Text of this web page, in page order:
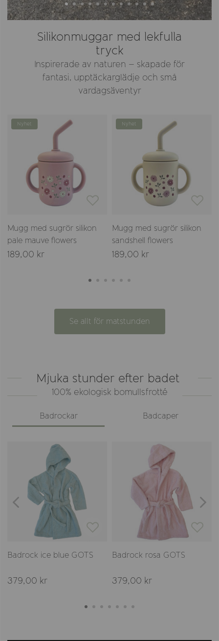
Silikonmuggar med lekfulla
tryck
Inspirerade av naturen – skapade för
fantasi, upptäckarglädje och små
vardagsäventyr
Nyhet
Mugg med sugrör silikon
pale mauve flowers
189,00 kr
Nyhet
Mugg med sugrör silikon
sandshell flowers
189,00 kr
Se allt för matstunden
Mjuka stunder efter badet
100% ekologisk bomullsfrotté
Badrockar Badcaper
Badrock ice blue GOTS
379,00 kr
Badrock rosa GOTS
379,00 kr